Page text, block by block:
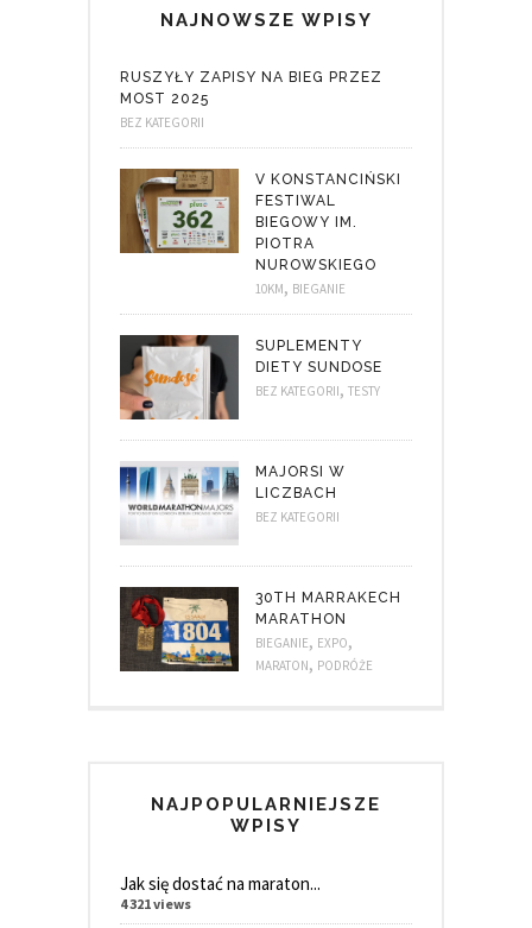
NAJNOWSZE WPISY
RUSZYŁY ZAPISY NA BIEG PRZEZ
MOST 2025
BEZ KATEGORII
V KONSTANCIŃSKI
FESTIWAL
BIEGOWY IM.
PIOTRA
NUROWSKIEGO
10KM, BIEGANIE
SUPLEMENTY
DIETY SUNDOSE
BEZ KATEGORII, TESTY
MAJORSI W
LICZBACH
BEZ KATEGORII
30TH MARRAKECH
MARATHON
BIEGANIE, EXPO,
MARATON, PODRÓŻE
NAJPOPULARNIEJSZE
WPISY
Jak się dostać na maraton...
4 321 views